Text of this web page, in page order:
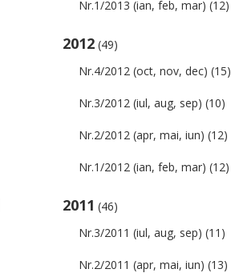
Nr.1/2013 (ian, feb, mar) (12)
2012 (49)
Nr.4/2012 (oct, nov, dec) (15)
Nr.3/2012 (iul, aug, sep) (10)
Nr.2/2012 (apr, mai, iun) (12)
Nr.1/2012 (ian, feb, mar) (12)
2011 (46)
Nr.3/2011 (iul, aug, sep) (11)
Nr.2/2011 (apr, mai, iun) (13)